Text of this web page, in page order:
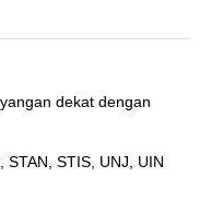
dekat dengan
STAN, STIS, UNJ, UIN